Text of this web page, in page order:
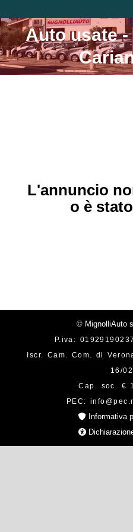
Auto usate
Tu
L'annuncio
o è
© MignolliAuto
P.iva:
Iscr. Cam. Com. di
16/
Cap. soc. €
PEC:
Informativa